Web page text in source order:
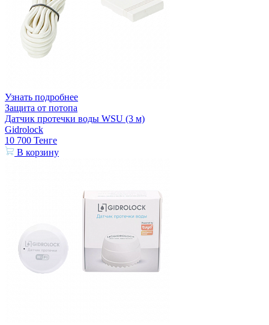
Узнать подробнее
Защита от потопа
Датчик протечки воды WSU (3 м)
Gidrolock
10 700 Тенге
В корзину